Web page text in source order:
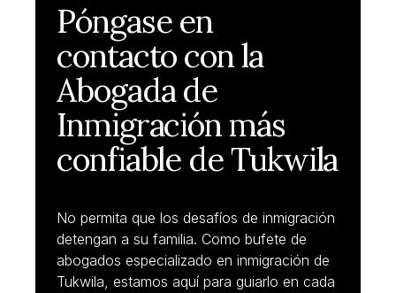
Póngase en
contacto con la
Abogada de
Inmigración más
confiable de Tukwila
No permita que los desafíos de inmigración
detengan a su familia. Como bufete de
abogados especializado en inmigración de
Tukwila, estamos aquí para guiarlo en cada